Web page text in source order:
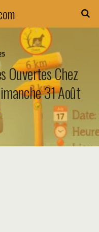
Ouvertes Chez
31 Août